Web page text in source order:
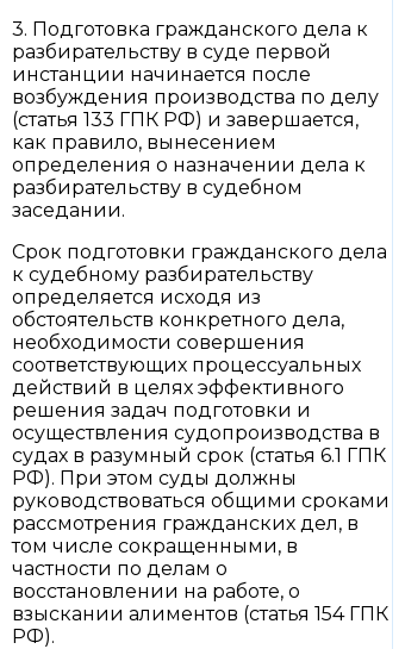
3. Подготовка гражданского дела к
разбирательству в суде первой
инстанции начинается после
возбуждения производства по делу
(статья 133 ГПК РФ) и завершается,
как правило, вынесением
определения о назначении дела к
разбирательству в судебном
заседании.
Срок подготовки гражданского дела
к судебному разбирательству
определяется исходя из
обстоятельств конкретного дела,
необходимости совершения
соответствующих процессуальных
действий в целях эффективного
решения задач подготовки и
осуществления судопроизводства в
судах в разумный срок (статья 6.1 ГПК
РФ). При этом суды должны
руководствоваться общими сроками
рассмотрения гражданских дел, в
том числе сокращенными, в
частности по делам о
восстановлении на работе, о
взыскании алиментов (статья 154 ГПК
РФ).